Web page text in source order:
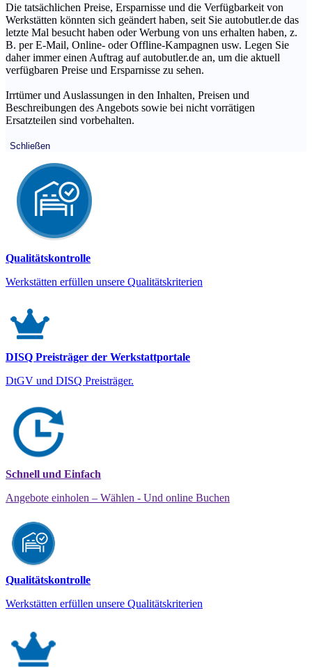
Die tatsächlichen Preise, Ersparnisse und die Verfügbarkeit von
Werkstätten könnten sich geändert haben, seit Sie autobutler.de das
letzte Mal besucht haben oder Werbung von uns erhalten haben, z.
B. per E-Mail, Online- oder Offline-Kampagnen usw. Legen Sie
daher immer einen Auftrag auf autobutler.de an, um die aktuell
verfügbaren Preise und Ersparnisse zu sehen.
Irrtümer und Auslassungen in den Inhalten, Preisen und
Beschreibungen des Angebots sowie bei nicht vorrätigen
Ersatzteilen sind vorbehalten.
Schließen
Qualitätskontrolle
Werkstätten erfüllen unsere Qualitätskriterien
DISQ Preisträger der Werkstattportale
DtGV und DISQ Preisträger.
Schnell und Einfach
Angebote einholen – Wählen - Und online Buchen
Qualitätskontrolle
Werkstätten erfüllen unsere Qualitätskriterien